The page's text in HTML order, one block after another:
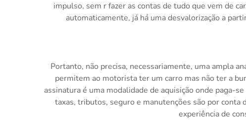
impulso, sem r fazer as contas de tudo que vem de
automaticamente, já há uma desvalorização a
Portanto, não precisa, necessariamente, uma ampla
permitem ao motorista ter um carro mas não ter a
assinatura é uma modalidade de aquisição onde paga-
taxas, tributos, seguro e manutenções são por conta
experiência de